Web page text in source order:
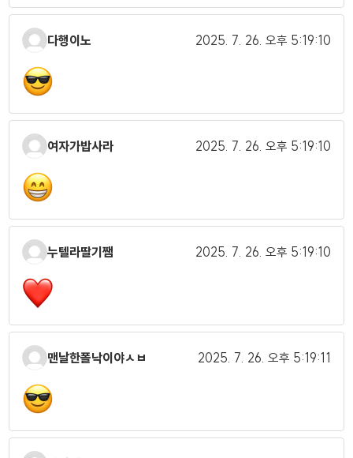
다행이노 2025. 7. 26. 오후 5:19:10
여자가밥사라 2025. 7. 26. 오후 5:19:10
누텔라딸기쨈 2025. 7. 26. 오후 5:19:10
맨날한폴낙이야ㅅㅂ 2025. 7. 26. 오후 5:19:11